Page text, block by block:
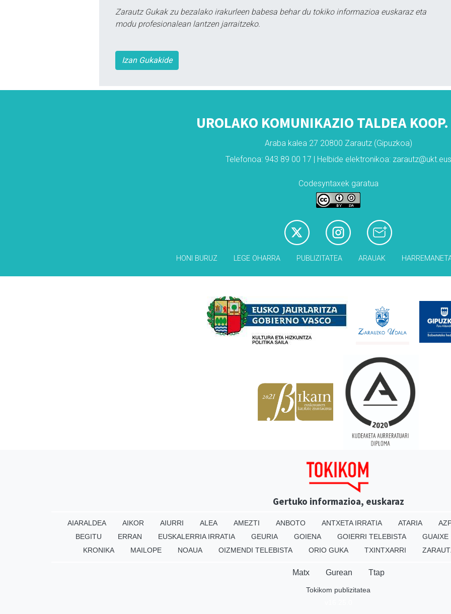
Zarautz Gukak zu bezalako irakurleen babesa behar du tokiko informazioa euskaraz eta
modu profesionalean lantzen jarraitzeko.
Izan Gukakide
UROLAKO KOMUNIKAZIO TALDEA
Araba kalea 27 20800 Zarautz (Gipuzkoa)
Telefonoa: 943 89 00 17 | Helbide elektronikoa: zarautz@ukt.eus
Codesyntaxek garatua
HONI BURUZ LEGE OHARRA PUBLIZITATEA ARAUAK
Gertuko informazioa, euskaraz
AIARALDEA AIKOR AIURRI ALEA AMEZTI ANBOTO ANTXETA IRRATIA ATARIA
BEGITU
ERRAN EUSKALERRIA IRRATIA GEURIA GOIENA GOIERRI TELEBISTA
GUAIXE
KRONIKA
MAILOPE NOAUA OIZMENDI TELEBISTA ORIO GUKA TXINTXARRI
Matx Gurean Ttap
Tokikom publizitatea